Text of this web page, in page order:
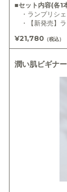
■セット内容(各1
・ランプリシェ
・【新発売】ラ
¥21,780（税込）
潤い肌ビギナ